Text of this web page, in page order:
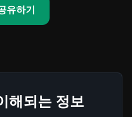
유하기
해되는 정보